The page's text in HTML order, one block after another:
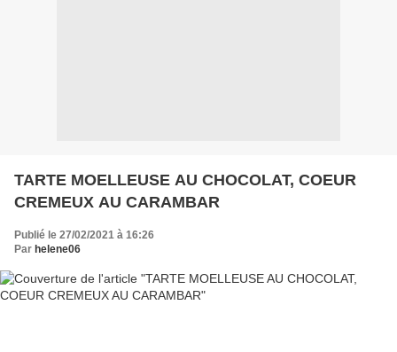
TARTE MOELLEUSE AU CHOCOLAT, COEUR
CREMEUX AU CARAMBAR
Publié le 27/02/2021 à 16:26
Par helene06